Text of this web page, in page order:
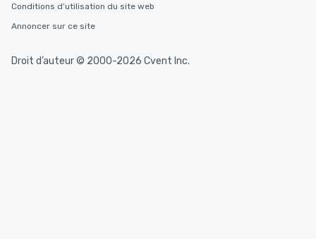
Conditions d’utilisation du site web
Annoncer sur ce site
Droit d’auteur © 2000-2026 Cvent Inc.